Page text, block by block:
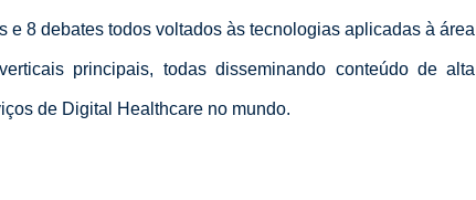
8 debates todos voltados às tecnologias aplicadas à área
principais, todas disseminando conteúdo de alta
de Digital Healthcare no mundo.